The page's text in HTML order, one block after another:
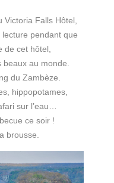
Falls Hôtel,
pendant que
de cet hôtel,
au monde.
du Zambèze.
hippopotames,
sur l’eau…
ce soir !
brousse.